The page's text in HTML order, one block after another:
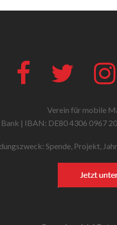
Facebook Twitter
Verein für mobile
Bank | IBAN: DE80 4306 0967
Spende, Projekt,